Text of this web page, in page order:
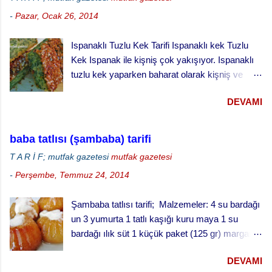
çıkarın. Karideslerin sırt kısmında bulunan
bağırsağını çıkarmak için baş kısmından...
zamanda İran kurabiyesi olarak da biliniyor
ama, aslı badambura' dır ve Azerbaycan'da
250 gr. file badem 4 çorba kaşığı bal 1 çorba
kaşığı toz tarçın 4 çorba kaşığı şeker 1 çay
kaşığı kakule çekirdeği (dövülmüş) 250 gr.
paket karbonat Un (alabildiği kadar) 1 çorba
kurabiyesi badambura yapılışı ·
Fırınınızı 170 derecede ısıtınız. · ...
- Pazar, Ocak 26, 2014
Ispanaklı Tuzlu Kek Tarifi Ispanaklı kek Tuzlu
Kek Ispanak ile kişniş çok yakışıyor. Ispanaklı
tuzlu kek yaparken baharat olarak kişniş ve
serptik. Hem görünümü hem de lezzeti çok
ıspanakları çiğ olarak kullandık. Bu kekin daha
iyi pişmesi için derin kek kalıbında değil, sığ
kenarlı tepside pişirmeyi öneriyoruz.
DEVAMI
baba tatlısı (şambaba) tarifi
T A R İ F; mutfak gazetesi mutfak gazetesi
- Perşembe, Temmuz 24, 2014
Şambaba tatlısı tarifi; Malzemeler: 4 su bardağı
un 3 yumurta 1 tatlı kaşığı kuru maya 1 su
bardağı ılık süt 1 küçük paket (125 gr) margarin
fiske tuz şurup için: 3 su bardağı su 3 suDEVAMI